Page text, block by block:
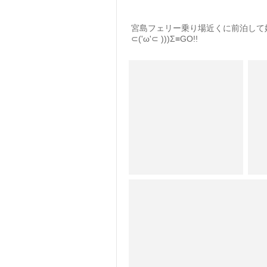
宮島フェリー乗り場近くに前泊して
⊂('ω'⊂ )))Σ≡GO!!